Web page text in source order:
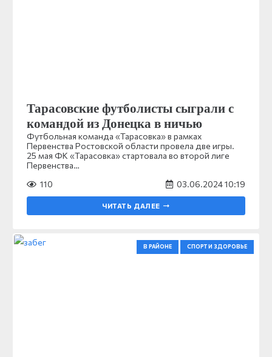
Тарасовские футболисты сыграли с
командой из Донецка в ничью
Футбольная команда «Тарасовка» в рамках
Первенства Ростовской области провела две игры.
25 мая ФК «Тарасовка» стартовала во второй лиге
Первенства…
110
03.06.2024 10:19
ЧИТАТЬ ДАЛЕЕ
В РАЙОНЕ СПОРТ И ЗДОРОВЬЕ